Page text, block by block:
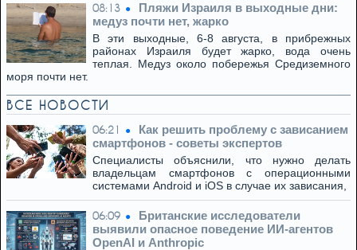
08:13
Пляжи Израиля в выходные дни:
медуз почти нет, жарко
В эти выходные, 6-8 августа, в прибрежных
районах Израиля будет жарко, вода очень
теплая. Медуз около побережья Средиземного
моря почти нет.
ВСЕ НОВОСТИ
06:21
Как решить проблему с зависанием
смартфонов - советы экспертов
Специалисты объяснили, что нужно делать
владельцам смартфонов с операционными
системами Android и iOS в случае их зависания,
06:09
Британские исследователи
выявили опасное поведение ИИ-агентов
OpenAI и Anthropic